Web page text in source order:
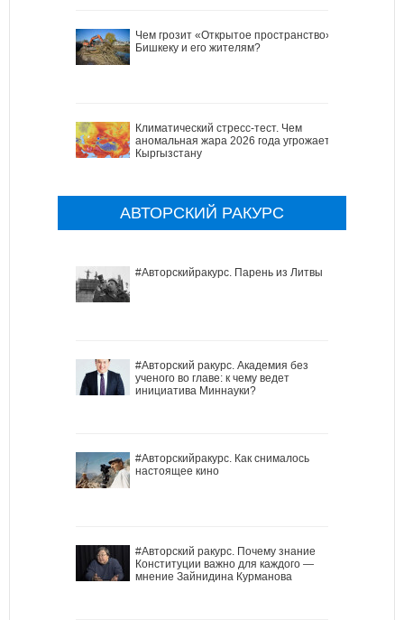
Чем грозит «Открытое пространство»
Бишкеку и его жителям?
Климатический стресс-тест. Чем
аномальная жара 2026 года угрожает
Кыргызстану
АВТОРСКИЙ РАКУРС
#Авторскийракурс. Парень из Литвы
#Авторский ракурс. Академия без
ученого во главе: к чему ведет
инициатива Миннауки?
#Авторскийракурс. Как снималось
настоящее кино
#Авторский ракурс. Почему знание
Конституции важно для каждого —
мнение Зайнидина Курманова